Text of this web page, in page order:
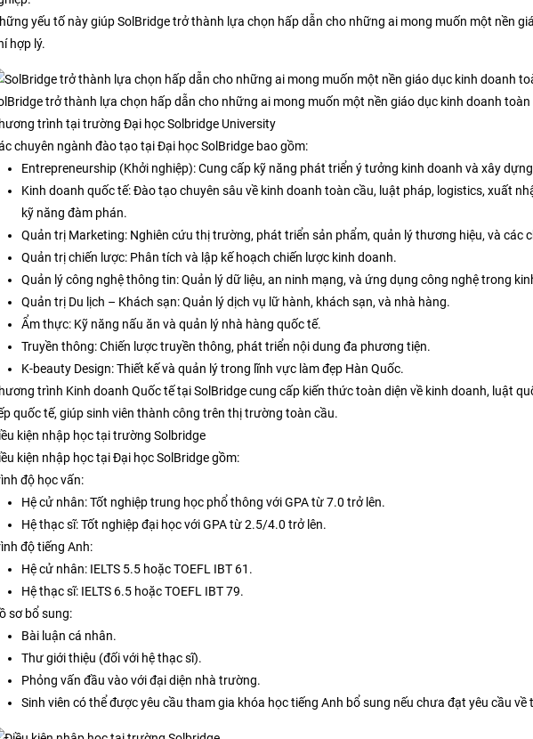
yếu tố này giúp SolBridge trở thành lựa chọn hấp dẫn cho những ai mong muốn một nền
hợp lý.
trở thành lựa chọn hấp dẫn cho những ai mong muốn một nền giáo dục kinh doanh toàn
trình tại trường Đại học Solbridge University
chuyên ngành đào tạo tại Đại học SolBridge bao gồm:
Entrepreneurship (Khởi nghiệp): Cung cấp kỹ năng phát triển ý tưởng kinh doanh và xây
Kinh doanh quốc tế: Đào tạo chuyên sâu về kinh doanh toàn cầu, luật pháp, logistics, xuất
kỹ năng đàm phán.
Quản trị Marketing: Nghiên cứu thị trường, phát triển sản phẩm, quản lý thương hiệu, và các
Quản trị chiến lược: Phân tích và lập kế hoạch chiến lược kinh doanh.
Quản lý công nghệ thông tin: Quản lý dữ liệu, an ninh mạng, và ứng dụng công nghệ trong
Quản trị Du lịch – Khách sạn: Quản lý dịch vụ lữ hành, khách sạn, và nhà hàng.
Ẩm thực: Kỹ năng nấu ăn và quản lý nhà hàng quốc tế.
Truyền thông: Chiến lược truyền thông, phát triển nội dung đa phương tiện.
K-beauty Design: Thiết kế và quản lý trong lĩnh vực làm đẹp Hàn Quốc.
trình Kinh doanh Quốc tế tại SolBridge cung cấp kiến thức toàn diện về kinh doanh, luật
quốc tế, giúp sinh viên thành công trên thị trường toàn cầu.
kiện nhập học tại trường Solbridge
kiện nhập học tại Đại học SolBridge gồm:
độ học vấn:
Hệ cử nhân: Tốt nghiệp trung học phổ thông với GPA từ 7.0 trở lên.
Hệ thạc sĩ: Tốt nghiệp đại học với GPA từ 2.5/4.0 trở lên.
độ tiếng Anh:
Hệ cử nhân: IELTS 5.5 hoặc TOEFL IBT 61.
Hệ thạc sĩ: IELTS 6.5 hoặc TOEFL IBT 79.
sơ bổ sung:
Bài luận cá nhân.
Thư giới thiệu (đối với hệ thạc sĩ).
Phỏng vấn đầu vào với đại diện nhà trường.
Sinh viên có thể được yêu cầu tham gia khóa học tiếng Anh bổ sung nếu chưa đạt yêu cầu về